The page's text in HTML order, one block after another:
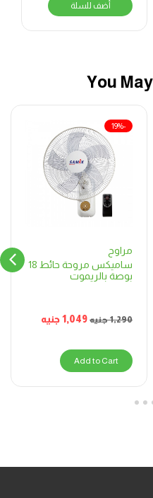
أضف للسلة
You
مراوح
ساميكس مروحة حائط 18
بوصة بالريموت
1,290جنيه 1,049جنيه
-19%
Add to Cart
1
2